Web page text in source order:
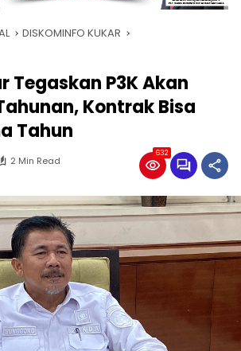
DISKOMINFO KUKAR
Tegaskan P3K Akan
Kontrak Bisa
Tahun
2 Min Read
632